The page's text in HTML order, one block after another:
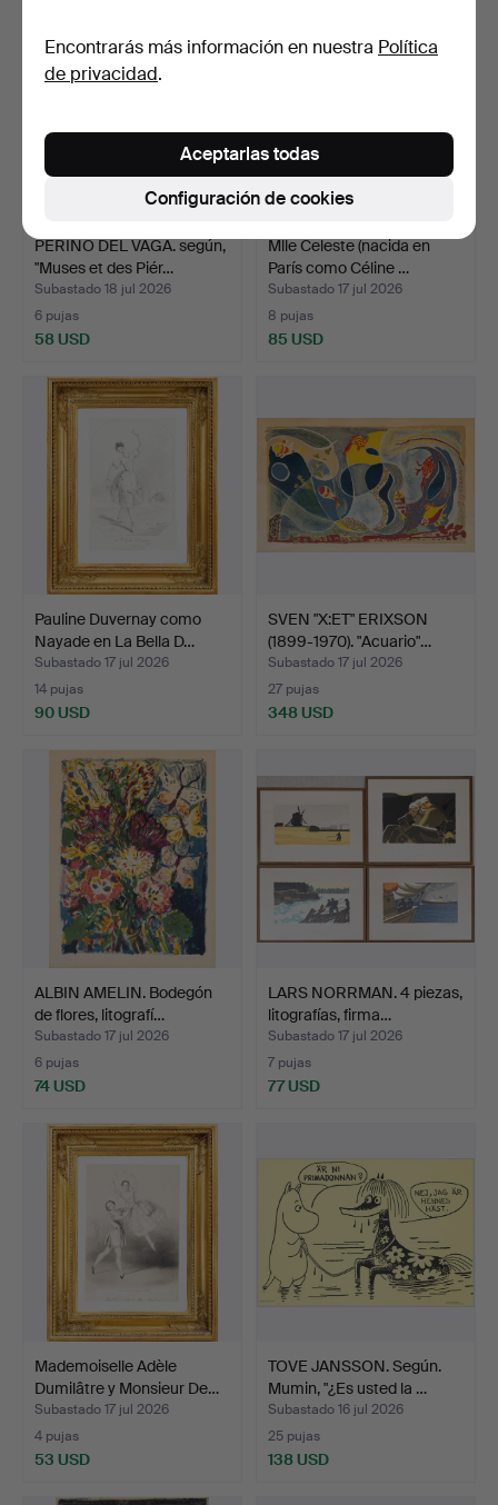
PERINO DEL VAGA. según,
"Muses et des Piér…
Subastado 18 jul 2026
6 pujas
58 USD
Mlle Celeste (nacida en
París como Céline …
Subastado 17 jul 2026
8 pujas
85 USD
Pauline Duvernay como
Nayade en La Bella D…
Subastado 17 jul 2026
14 pujas
90 USD
SVEN "X:ET" ERIXSON
(1899-1970). "Acuario"…
Subastado 17 jul 2026
27 pujas
348 USD
ALBIN AMELIN. Bodegón
de flores, litografí…
Subastado 17 jul 2026
6 pujas
74 USD
LARS NORRMAN. 4 piezas,
litografías, firma…
Subastado 17 jul 2026
7 pujas
77 USD
Mademoiselle Adèle
Dumilâtre y Monsieur De…
Subastado 17 jul 2026
4 pujas
53 USD
TOVE JANSSON. Según.
Mumin, "¿Es usted la …
Subastado 16 jul 2026
25 pujas
138 USD
Encontrarás más información en nuestra Política
de privacidad.
Configuración de cookies
Aceptarlas todas